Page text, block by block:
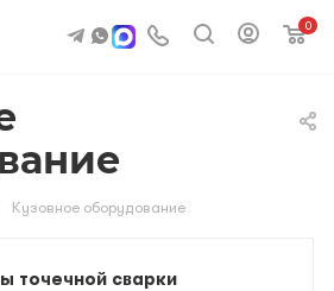
0
Кузовное оборудование
точечной сварки